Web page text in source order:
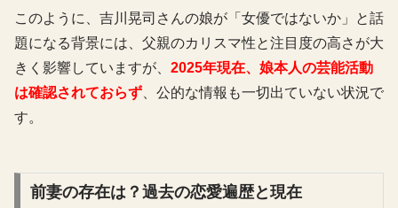
このように、吉川晃司さんの娘が「女優ではないか」と話
題になる背景には、父親のカリスマ性と注目度の高さが大
きく影響していますが、 2025年現在、娘本人の芸能活動
は確認されておらず 、公的な情報も一切出ていない状況で
す。
前妻の存在は？過去の恋愛遍歴と現在